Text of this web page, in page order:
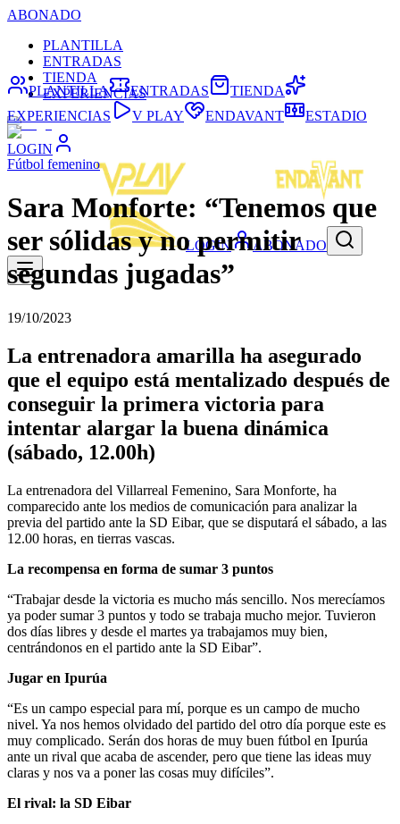
ABONADO
PLANTILLA
ENTRADAS
TIENDA
EXPERIENCIAS
LOGIN
LOGIN ABONADO
PLANTILLA ENTRADAS
TIENDA
EXPERIENCIAS
V PLAY ENDAVANT ESTADIO
Fútbol femenino
Sara Monforte: “Tenemos que
ser sólidas y no permitir
segundas jugadas”
19/10/2023
La entrenadora amarilla ha asegurado
que el equipo está mentalizado después de
conseguir la primera victoria para
intentar alargar la buena dinámica
(sábado, 12.00h)
La entrenadora del Villarreal Femenino, Sara Monforte, ha
comparecido ante los medios de comunicación para analizar la
previa del partido ante la SD Eibar, que se disputará el sábado, a las
12.00 horas, en tierras vascas.
La recompensa en forma de sumar 3 puntos
“Trabajar desde la victoria es mucho más sencillo. Nos merecíamos
ya poder sumar 3 puntos y todo se trabaja mucho mejor. Tuvieron
dos días libres y desde el martes ya trabajamos muy bien,
centrándonos en el partido ante la SD Eibar”.
Jugar en Ipurúa
“Es un campo especial para mí, porque es un campo de mucho
nivel. Ya nos hemos olvidado del partido del otro día porque este es
muy complicado. Serán dos horas de muy buen fútbol en Ipurúa
ante un rival que acaba de ascender, pero que tiene las ideas muy
claras y nos va a poner las cosas muy difíciles”.
El rival: la SD Eibar